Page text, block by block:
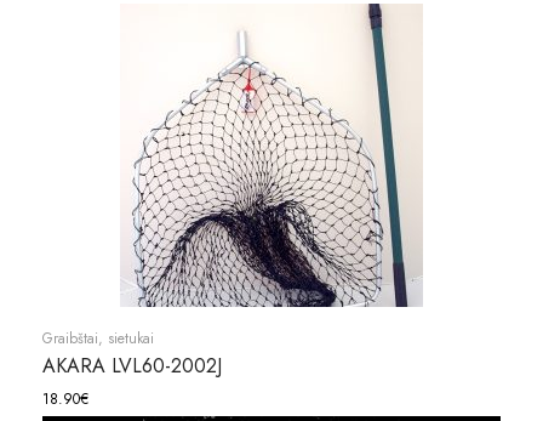
Graibštai, sietukai
AKARA LVL60-2002J
18.90€